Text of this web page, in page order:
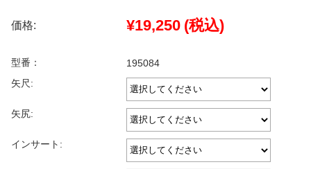
価格: ¥19,250 (税込)
型番：
195084
矢尺:
矢尻:
インサート: